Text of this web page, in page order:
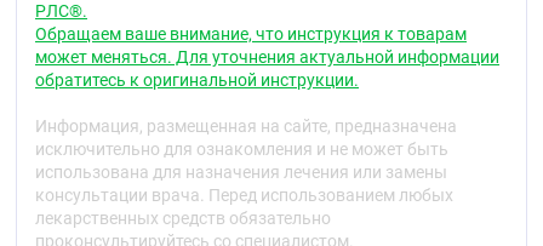
Метилсалицилат — противовоспалительное
болеутоляющее средство. Неселективно
ингибирует циклооксигеназу, снижая синтез
простагландинов. Нормализует повышенную
микроциркуляции, уменьшает отёк и
инфильтрацию воспалённых тканей
Фармакокинетика
При наружном применении концентрация
РЛС®.
Обращаем ваше внимание, что инструкция к товарам
может меняться. Для уточнения актуальной информации
обратитесь к оригинальной инструкции.
Информация, размещенная на сайте, предназначена
исключительно для ознакомления и не может быть
использована для назначения лечения или замены
консультации врача. Перед использованием любых
лекарственных средств обязательно
проконсультируйтесь со специалистом.